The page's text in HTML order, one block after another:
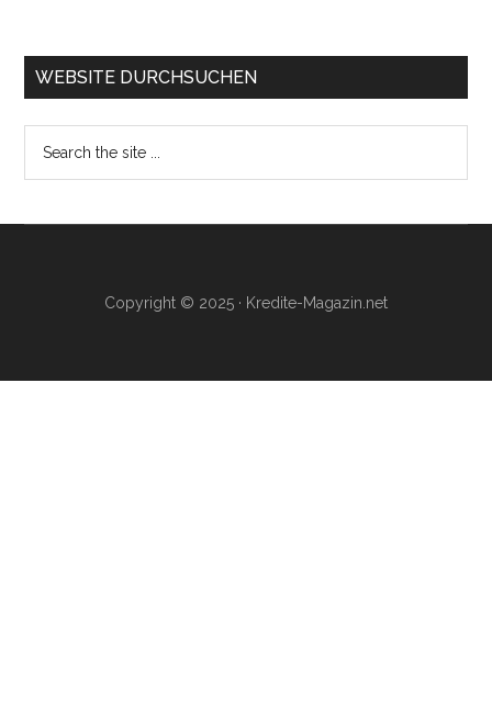
WEBSITE DURCHSUCHEN
...
Copyright © 2025 · Kredite-Magazin.net